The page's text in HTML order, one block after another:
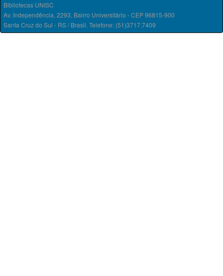
Bibliotecas UNISC
Av. Independência, 2293, Bairro Universitário - CEP 96815-900
Santa Cruz do Sul - RS / Brasil. Telefone: (51)3717.7409